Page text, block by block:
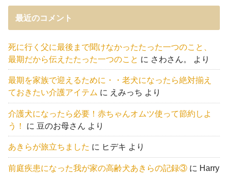
最近のコメント
死に行く父に最後まで聞けなかったたった一つのこと、
最期だから伝えたたった一つのこと に さわさん。 より
最期を家族で迎えるために・・老犬になったら絶対揃え
ておきたい介護アイテム に えみっち より
介護犬になったら必要！赤ちゃんオムツ使って節約しよ
う！
に 豆のお母さん より
あきらが旅立ちました に ヒデキ より
前庭疾患になった我が家の高齢犬あきらの記録③ に Harry